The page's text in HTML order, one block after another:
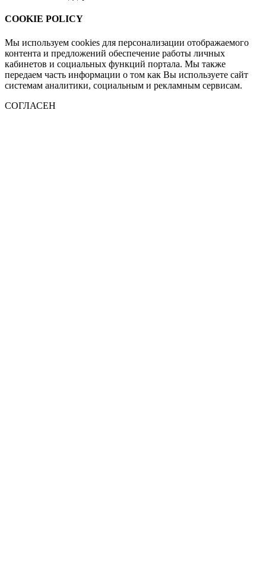
COOKIE POLICY
Мы используем cookies для персонализации отображаемого
контента и предложений обеспечение работы личных
кабинетов и социальных функций портала. Мы также
передаем часть информации о том как Вы используете сайт
системам аналитики, социальным и рекламным сервисам.
СОГЛАСЕН